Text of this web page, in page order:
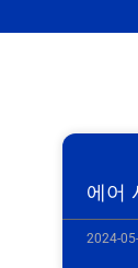
에어
2024-